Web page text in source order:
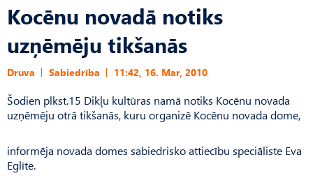
Kocēnu novadā notiks
uzņēmēju tikšanās
Druva Sabiedrība 11:42, 16. Mar, 2010
Šodien plkst.15 Dikļu kultūras namā notiks Kocēnu novada
uzņēmēju otrā tikšanās, kuru organizē Kocēnu novada dome,
informēja novada domes sabiedrisko attiecību speciāliste Eva
Eglīte.